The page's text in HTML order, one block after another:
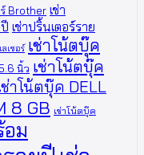
ร์ Brother เช่า
เช่าปริ้นเตอร์ราย
ลเซอร์ เช่าโน้ตบุ๊ค
นิ้ว เช่าโน้ตบุ๊ค
ช่าโน้ตบุ๊ค DELL
8 GB เช่าโน้ตบุ๊ค
อม